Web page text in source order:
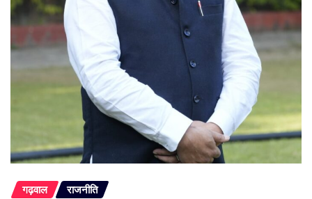
गढ़वाल राजनीति